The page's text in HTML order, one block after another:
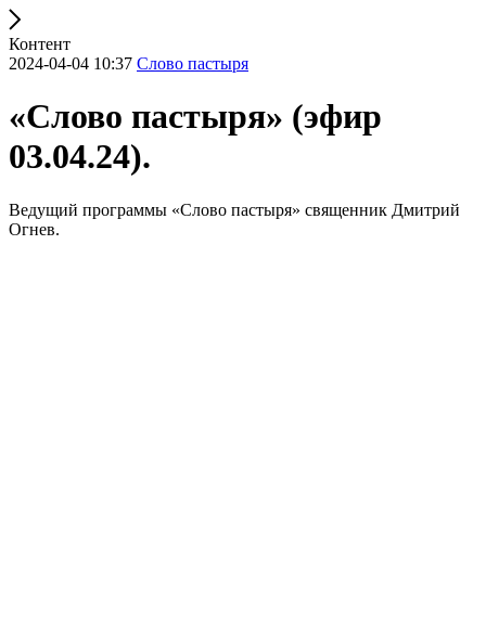
Контент
2024-04-04 10:37 Слово пастыря
«Слово пастыря» (эфир
03.04.24).
Ведущий программы «Слово пастыря» священник Дмитрий
Огнев.